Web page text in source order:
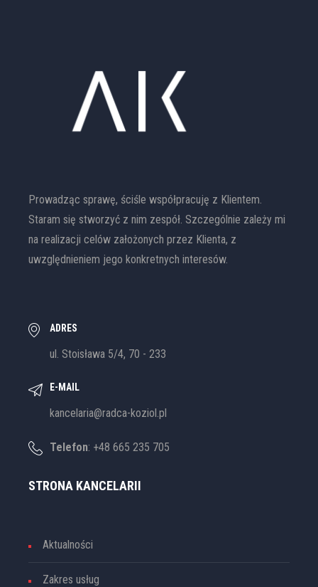
Prowadząc sprawę, ściśle współpracuję z Klientem.
Staram się stworzyć z nim zespół. Szczególnie zależy mi
na realizacji celów założonych przez Klienta, z
uwzględnieniem jego konkretnych interesów.
ADRES
ul. Stoisława 5/4, 70 - 233
E-MAIL
kancelaria@radca-koziol.pl
Telefon: +48 665 235 705
STRONA KANCELARII
Aktualności
Zakres usług